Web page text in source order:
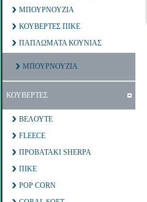
ΜΠΟΥΡΝΟΥΖΙΑ
ΚΟΥΒΕΡΤΕΣ ΠΙΚΕ
ΠΑΠΛΩΜΑΤΑ ΚΟΥΝΙΑΣ
ΜΠΟΥΡΝΟΥΖΙΑ
ΚΟΥΒΕΡΤΕΣ
ΒΕΛΟΥΤΕ
FLEECE
ΠΡΟΒΑΤΑΚΙ SHERPA
ΠΙΚΕ
POP CORN